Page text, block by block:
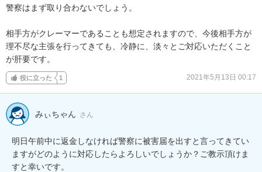
警察はまず取り合わないでしょう。
相手方がクレーマーであることも想定されますので、今後相手方が
理不尽な主張を行ってきても、冷静に、淡々とご対応いただくこと
が肝要です。
役に立った 1 2021年5月13日 00:17
みぃちゃん さん
明日午前中に返金しなければ警察に被害届を出すと言ってきてい
ますがどのように対応したらよろしいでしょうか？ご教示頂けま
すと幸いです。